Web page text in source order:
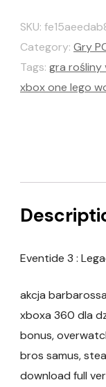
SKU:
Category: Gry
Tags: gra rośliny
xbox one lego
Eventide 3 :
akcja
xboxa 360 dla
bonus,
bros samus,
download full